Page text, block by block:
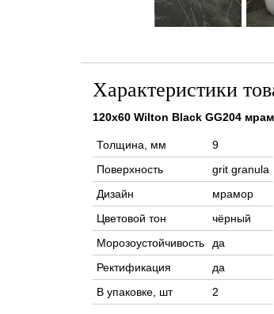
Характеристики
120x60 Wilton Black GG204
Толщина, мм
9
Поверхность
grit granula
Дизайн
мрамор
Цветовой тон
чёрный
Морозоустойчивость
да
Ректификация
да
В упаковке, шт
2